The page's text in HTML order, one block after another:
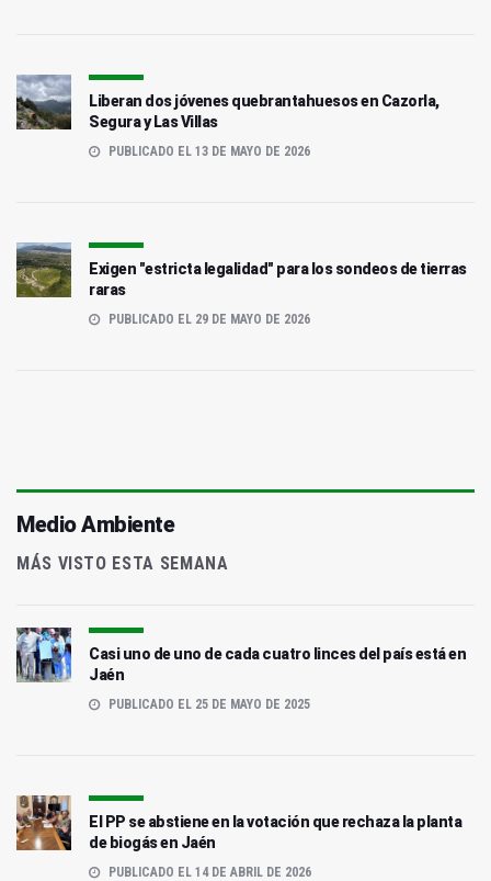
Liberan dos jóvenes quebrantahuesos en Cazorla,
Segura y Las Villas
PUBLICADO EL 13 DE MAYO DE 2026
Exigen "estricta legalidad" para los sondeos de tierras
raras
PUBLICADO EL 29 DE MAYO DE 2026
Medio Ambiente
MÁS VISTO ESTA SEMANA
Casi uno de uno de cada cuatro linces del país está en
Jaén
PUBLICADO EL 25 DE MAYO DE 2025
El PP se abstiene en la votación que rechaza la planta
de biogás en Jaén
PUBLICADO EL 14 DE ABRIL DE 2026